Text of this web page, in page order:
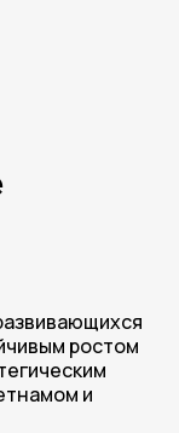
ростом
и